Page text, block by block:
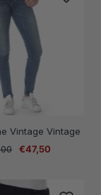
Vintage Vintage
Prix
€47,50